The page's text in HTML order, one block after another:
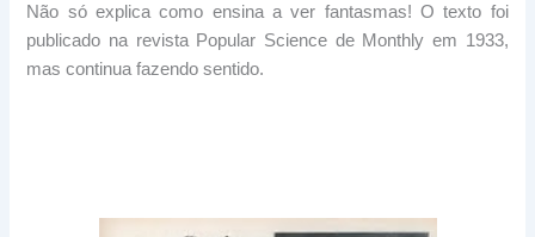
Não só explica como ensina a ver fantasmas! O texto foi
publicado na revista Popular Science de Monthly em 1933,
mas continua fazendo sentido.